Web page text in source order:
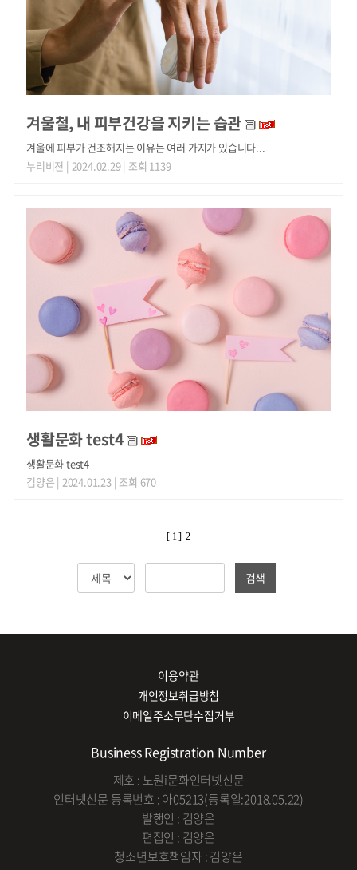
겨울철, 내 피부건강을 지키는 습관
겨울에 피부가 건조해지는 이유는 여러 가지가 있습니다...
누리비젼 | 2024.02.29 | 조회 1139
생활문화 test4
생활문화 test4
김양은 | 2024.01.23 | 조회 670
[ 1 ] 2
검색
이용약관
개인정보취급방침
이메일주소무단수집거부
Business Registration Number
제호 : 노원i문화인터넷신문
인터넷신문 등록번호 : 아05213(등록일:2018.05.22)
발행인 : 김양은
편집인 : 김양은
청소년보호책임자 : 김양은